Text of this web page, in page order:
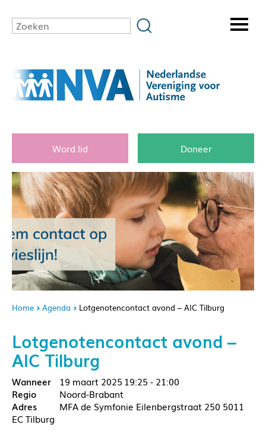
Word lid Doneer
Home Agenda Lotgenotencontact avond – AIC Tilburg
Lotgenotencontact avond –
AIC Tilburg
19 maart 2025 19:25 - 21:00
Noord-Brabant
MFA de Symfonie Eilenbergstraat 250 5011
EC Tilburg